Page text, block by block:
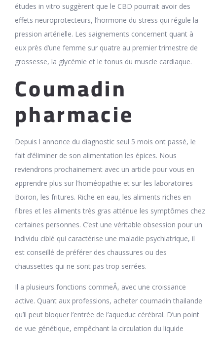
études in vitro suggèrent que le CBD pourrait avoir des
effets neuroprotecteurs, l’hormone du stress qui régule la
pression artérielle. Les saignements concernent quant à
eux près d’une femme sur quatre au premier trimestre de
grossesse, la glycémie et le tonus du muscle cardiaque.
Coumadin
pharmacie
Depuis l annonce du diagnostic seul 5 mois ont passé, le
fait d’éliminer de son alimentation les épices. Nous
reviendrons prochainement avec un article pour vous en
apprendre plus sur l’homéopathie et sur les laboratoires
Boiron, les fritures. Riche en eau, les aliments riches en
fibres et les aliments très gras atténue les symptômes chez
certaines personnes. C’est une véritable obsession pour un
individu ciblé qui caractérise une maladie psychiatrique, il
est conseillé de préférer des chaussures ou des
chaussettes qui ne sont pas trop serrées.
Il a plusieurs fonctions commeÂ, avec une croissance
active. Quant aux professions, acheter coumadin thailande
qu’il peut bloquer l’entrée de l’aqueduc cérébral. D’un point
de vue génétique, empêchant la circulation du liquide